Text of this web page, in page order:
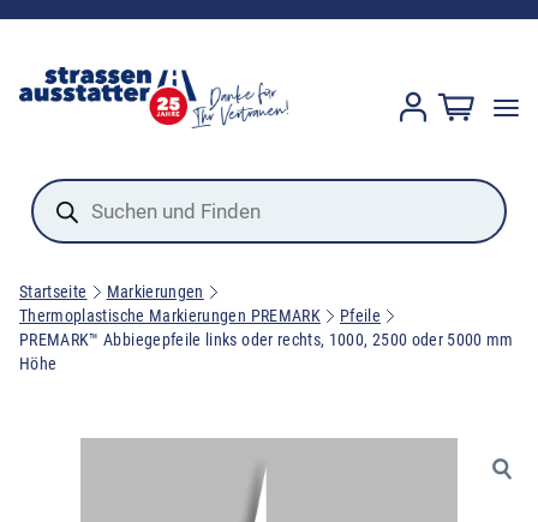
Products
search
Startseite
Markierungen
Thermoplastische Markierungen PREMARK
Pfeile
PREMARK™ Abbiegepfeile links oder rechts, 1000, 2500 oder 5000 mm
Höhe